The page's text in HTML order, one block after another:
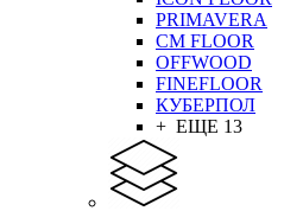
PRIMAVERA
CM FLOOR
OFFWOOD
FINEFLOOR
КУБЕРПОЛ
+ ЕЩЕ 13